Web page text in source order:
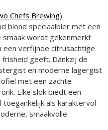
Chefs Brewing)
blond speciaalbier met een
wordt gekenmerkt
verfijnde citrusachtige
geeft. Dankzij de
en moderne lagergist
met een zachte
Elke slok biedt een
als karaktervol
smaakvolle